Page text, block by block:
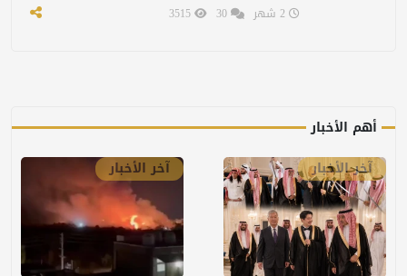
أهم الأخبار
آخر الأخبار
آخر الأخبار